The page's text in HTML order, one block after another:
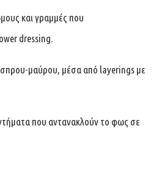
και γραμμές που
dressing.
μαύρου, μέσα από layerings με
που αντανακλούν το φως σε